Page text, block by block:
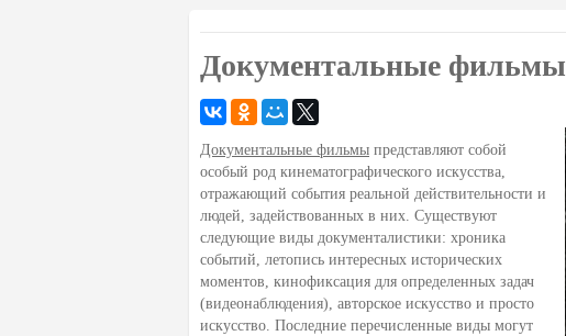
Документальные фильмы
Документальные фильмы представляют собой
особый род кинематографического искусства,
отражающий события реальной действительности и
людей, задействованных в них. Существуют
следующие виды документалистики: хроника
событий, летопись интересных исторических
моментов, кинофиксация для определенных задач
(видеонаблюдения), авторское искусство и просто
искусство. Последние перечисленные виды могут